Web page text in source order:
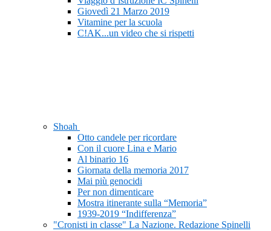
Giovedì 21 Marzo 2019
Vitamine per la scuola
C!AK...un video che si rispetti
Shoah
Otto candele per ricordare
Con il cuore Lina e Mario
Al binario 16
Giornata della memoria 2017
Mai più genocidi
Per non dimenticare
Mostra itinerante sulla “Memoria”
1939-2019 “Indifferenza”
"Cronisti in classe" La Nazione. Redazione Spinelli